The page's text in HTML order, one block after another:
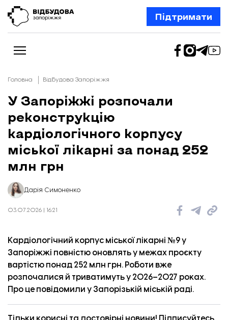
Підтримати
Новини
Відбудова Запоріжжя
Ексклюзив
Бізнес
Шлях додому
Відбудова. Життя
Колонки
Про нас
Редакційна політика
Головна Відбудова Запоріжжя
У Запоріжжі розпочали
реконструкцію
кардіологічного корпусу
міської лікарні за понад 252
млн грн
Дарія Симоненко
03.07.2026 | 16:21
Кардіологічний корпус міської лікарні №9 у
Запоріжжі повністю оновлять у межах проєкту
вартістю понад 252 млн грн. Роботи вже
розпочалися й триватимуть у 2026–2027 роках.
Про цеповідомили у Запорізькій міській раді.